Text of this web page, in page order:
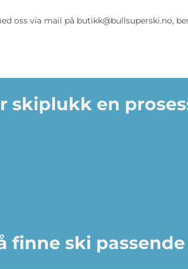
oss via mail på butikk@bullsuperski.no,
skiplukk en
finne ski